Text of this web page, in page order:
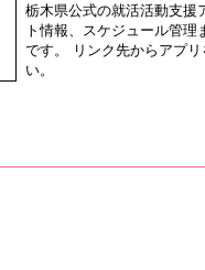
栃木県公式の就活活動支援
ト情報、スケジュール管
です。 リンク先からアプ
い。